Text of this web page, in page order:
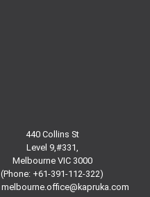
440 Collins St
Level 9,#331,
Melbourne VIC 3000
(Phone: +61-391-112-322)
melbourne.office@kapruka.com